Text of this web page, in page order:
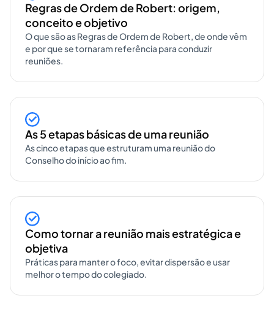
Regras de Ordem de Robert: origem,
conceito e objetivo
O que são as Regras de Ordem de Robert, de onde vêm
e por que se tornaram referência para conduzir
reuniões.
As 5 etapas básicas de uma reunião
As cinco etapas que estruturam uma reunião do
Conselho do início ao fim.
Como tornar a reunião mais estratégica e
objetiva
Práticas para manter o foco, evitar dispersão e usar
melhor o tempo do colegiado.